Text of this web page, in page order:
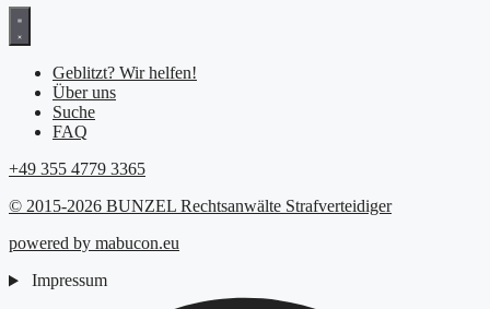
Geblitzt? Wir helfen!
Über uns
Suche
FAQ
+49 355 4779 3365
© 2015-2026 BUNZEL Rechtsanwälte Strafverteidiger
powered by mabucon.eu
Impressum